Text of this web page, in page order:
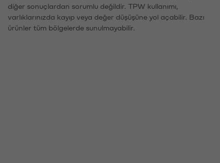
diğer sonuçlardan sorumlu değildir. TPW kullanımı,
varlıklarınızda kayıp veya değer düşüşüne yol açabilir. Bazı
ürünler tüm bölgelerde sunulmayabilir.